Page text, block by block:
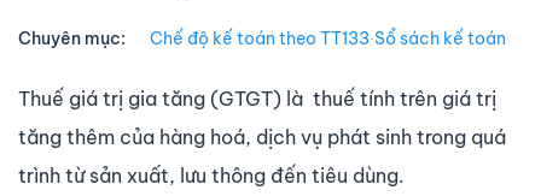
Chuyên mục: Chế độ kế toán theo TT133∙Sổ sách kế toán
Thuế giá trị gia tăng (GTGT) là thuế tính trên giá trị
tăng thêm của hàng hoá, dịch vụ phát sinh trong quá
trình từ sản xuất, lưu thông đến tiêu dùng.